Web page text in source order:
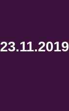
23.11.2019